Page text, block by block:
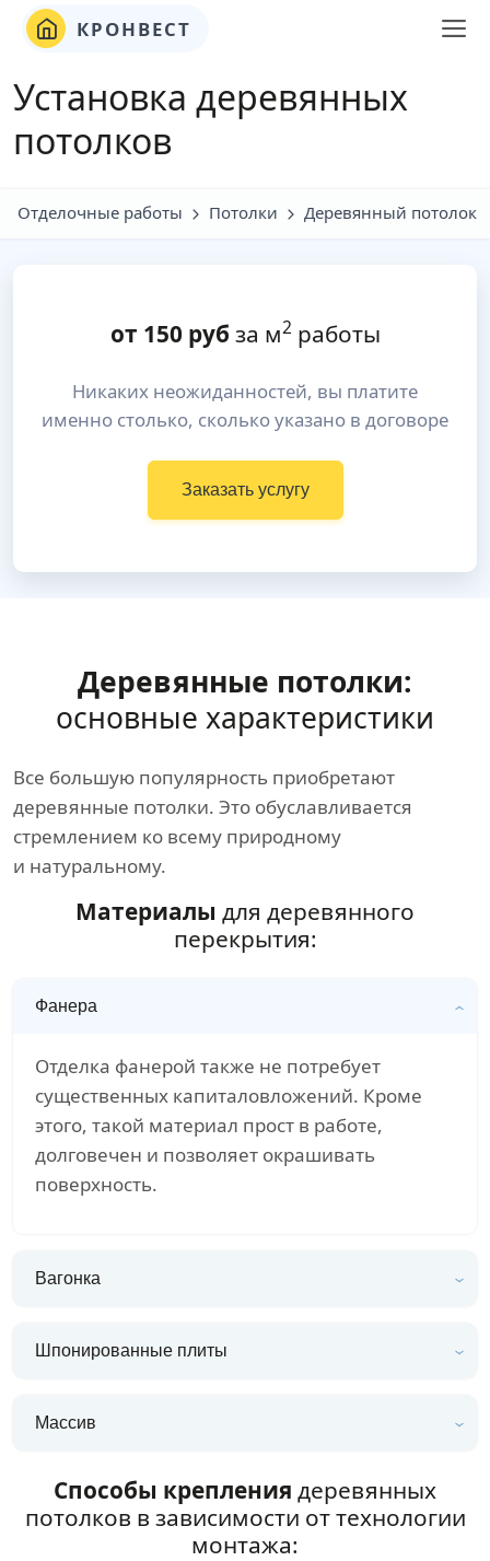
КРОНВЕСТ
Установка деревянных
потолков
Отделочные работы Потолки Деревянный потолок
от 150руб за м2работы
Никаких неожиданностей, вы платите
именно столько, сколько указано в договоре
Заказать услугу
Деревянные потолки:
основные характеристики
Все большую популярность приобретают
деревянные потолки. Это обуславливается
стремлением ко всему природному
и натуральному.
Материалы для деревянного
перекрытия:
Фанера
Отделка фанерой также не потребует
существенных капиталовложений. Кроме
этого, такой материал прост в работе,
долговечен и позволяет окрашивать
поверхность.
Вагонка
Шпонированные плиты
Массив
Способы крепления деревянных
потолков в зависимости от технологии
монтажа: